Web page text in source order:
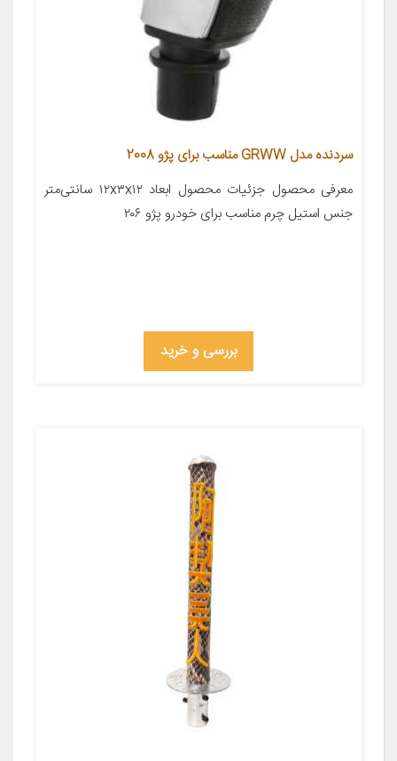
سردنده مدل GRWW مناسب برای پژو 2008
معرفی محصول جزئیات محصول ابعاد ۱۲x۳x۱۲ سانتی‌متر
جنس استیل چرم مناسب برای خودرو پژو ۲۰۶
بررسی و خرید